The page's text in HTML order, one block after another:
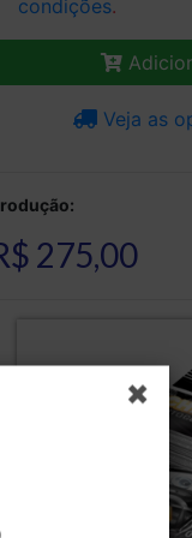
condições.
Veja as
275,00